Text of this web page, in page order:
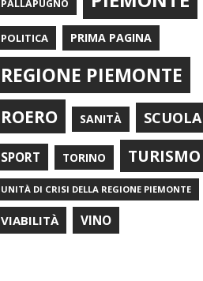
PALLAPUGNO
POLITICA PRIMA PAGINA
REGIONE PIEMONTE
ROERO SANITÀ SCUOLA
SPORT TORINO TURISMO
UNITÀ DI CRISI DELLA REGIONE PIEMONTE
VIABILITÀ VINO